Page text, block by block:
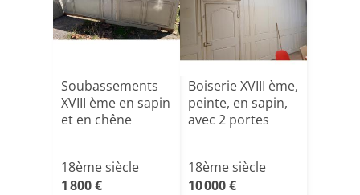
Soubassements
XVIII ème en sapin
et en chêne
18ème siècle
1 800 €
Boiserie XVIII ème,
peinte, en sapin,
avec 2 portes
18ème siècle
10 000 €